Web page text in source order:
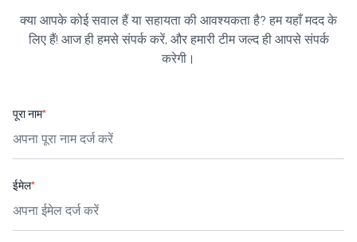
क्या आपके कोई सवाल हैं या सहायता की आवश्यकता है? हम यहाँ मदद के
लिए हैं! आज ही हमसे संपर्क करें, और हमारी टीम जल्द ही आपसे संपर्क
करेगी।
पूरा नाम*
ईमेल*